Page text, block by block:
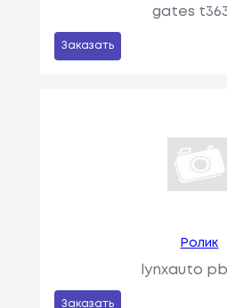
gates
Заказать
Ролик
lynxauto
Заказать